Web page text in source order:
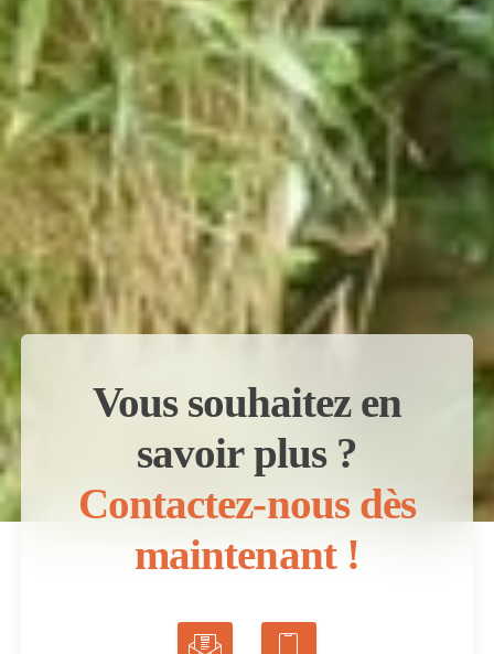
Vous souhaitez en
savoir plus ?
Contactez-nous dès
maintenant !